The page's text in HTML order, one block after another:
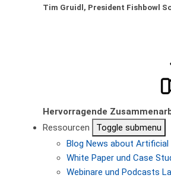
Tim Gruidl, President Fishbowl
Hervorragende
Ressourcen
Toggle submenu
Blog News about Artificial
White Paper und Case
Webinare und Podcasts